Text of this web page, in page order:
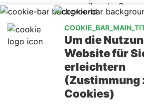
Geschichte, Fauna und Flora der
Höhepunkt des Ausflugs kann der
Aussichtsturm auf dem Boubín sein,
gutem Wetter atemberaubende
Böhmerwaldes und sogar die
kann. Der Boubínische Urwald ist nicht
sondern auch ein Ort, der zum
Verhältnis zwischen Mensch und Natur
ein Wald aussieht, der über
Um die
Website für
erleichtern
(Zustimmung
Cookies)